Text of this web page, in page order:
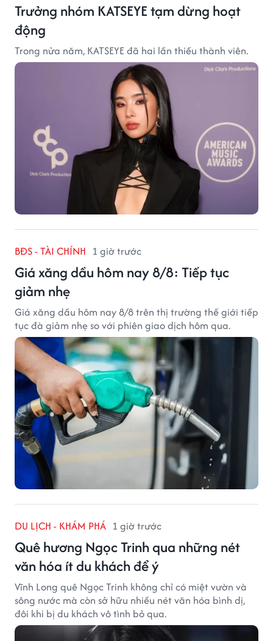
Trưởng nhóm KATSEYE tạm dừng hoạt
động
Trong nửa năm, KATSEYE đã hai lần thiếu thành viên.
BĐS - TÀI CHÍNH 1 giờ trước
Giá xăng dầu hôm nay 8/8: Tiếp tục
giảm nhẹ
Giá xăng dầu hôm nay 8/8 trên thị trường thế giới tiếp
tục đà giảm nhẹ so với phiên giao dịch hôm qua.
DU LỊCH - KHÁM PHÁ 1 giờ trước
Quê hương Ngọc Trinh qua những nét
văn hóa ít du khách để ý
Vĩnh Long quê Ngọc Trinh không chỉ có miệt vườn và
sông nước mà còn sở hữu nhiều nét văn hóa bình dị,
đôi khi bị du khách vô tình bỏ qua.